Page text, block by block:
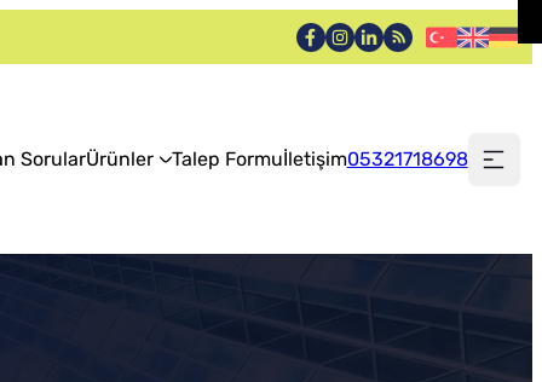
SorularÜrünler Talep Formuİletişim05321718698